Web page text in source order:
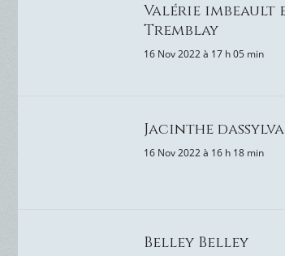
Valérie imbeault
Tremblay
16 Nov 2022 à 17 h 05 min
Jacinthe dassylva
16 Nov 2022 à 16 h 18 min
Belley Belley